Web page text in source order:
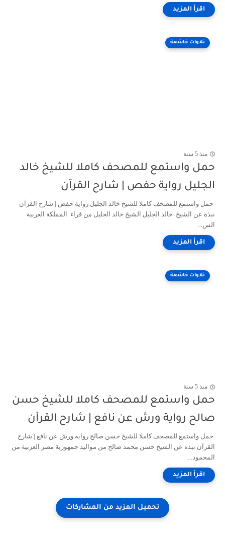
تلاوات خاشعة
منذ 5 سنة
حمل واستمع للمصحف كاملا للشيخ خالد
الجليل رواية حفص | شارح القرآن
حمل واستمع للمصحف كاملا للشيخ خالد الجليل رواية حفص | شارح القرآن
نبذة عن الشيخ خالد الجليل الشيخ خالد الجليل من قراء المملكة العربية
الس...
تلاوات خاشعة
منذ 5 سنة
حمل واستمع للمصحف كاملا للشيخ حسن
صالح رواية ورش عن نافع | شارح القرآن
حمل واستمع للمصحف كاملا للشيخ حسن صالح رواية ورش عن نافع | شارح
القرآن نبذه عن الشيخ حسن محمد صالح من مواليد جمهورية مصر العربية من
المحمود...